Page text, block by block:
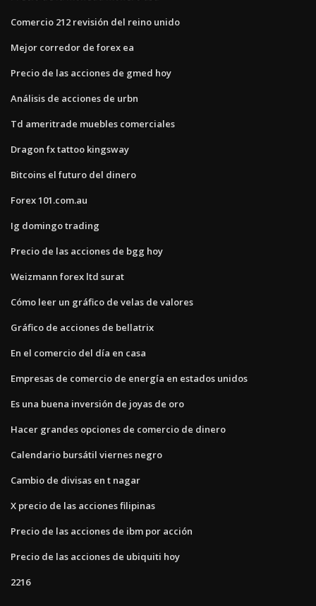
Comercio 212 revisión del reino unido
Mejor corredor de forex ea
Precio de las acciones de gmed hoy
Análisis de acciones de urbn
Td ameritrade muebles comerciales
Dragon fx tattoo kingsway
Bitcoins el futuro del dinero
Forex 101.com.au
Ig domingo trading
Precio de las acciones de bgg hoy
Weizmann forex ltd surat
Cómo leer un gráfico de velas de valores
Gráfico de acciones de bellatrix
En el comercio del día en casa
Empresas de comercio de energía en estados unidos
Es una buena inversión de joyas de oro
Hacer grandes opciones de comercio de dinero
Calendario bursátil viernes negro
Cambio de divisas en t nagar
X precio de las acciones filipinas
Precio de las acciones de ibm por acción
Precio de las acciones de ubiquiti hoy
2216